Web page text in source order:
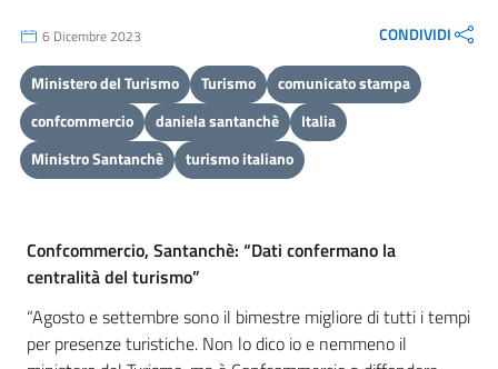
6 Dicembre 2023 CONDIVIDI
Ministero del Turismo Turismo
comunicato stampa
confcommercio
daniela santanchè
Italia
Ministro Santanchè
turismo italiano
Confcommercio, Santanchè: “Dati confermano la
centralità del turismo”
“Agosto e settembre sono il bimestre migliore di tutti i tempi
per presenze turistiche. Non lo dico io e nemmeno il